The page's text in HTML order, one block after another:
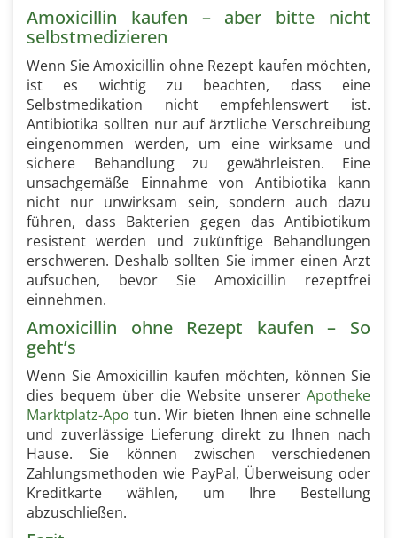
Amoxicillin kaufen – aber bitte nicht
selbstmedizieren
Wenn Sie Amoxicillin ohne Rezept kaufen möchten,
ist es wichtig zu beachten, dass eine
Selbstmedikation nicht empfehlenswert ist.
Antibiotika sollten nur auf ärztliche Verschreibung
eingenommen werden, um eine wirksame und
sichere Behandlung zu gewährleisten. Eine
unsachgemäße Einnahme von Antibiotika kann
nicht nur unwirksam sein, sondern auch dazu
führen, dass Bakterien gegen das Antibiotikum
resistent werden und zukünftige Behandlungen
erschweren. Deshalb sollten Sie immer einen Arzt
aufsuchen, bevor Sie Amoxicillin rezeptfrei
einnehmen.
Amoxicillin ohne Rezept kaufen – So
geht’s
Wenn Sie Amoxicillin kaufen möchten, können Sie
dies bequem über die Website unserer Apotheke
Marktplatz-Apo tun. Wir bieten Ihnen eine schnelle
und zuverlässige Lieferung direkt zu Ihnen nach
Hause. Sie können zwischen verschiedenen
Zahlungsmethoden wie PayPal, Überweisung oder
Kreditkarte wählen, um Ihre Bestellung
abzuschließen.